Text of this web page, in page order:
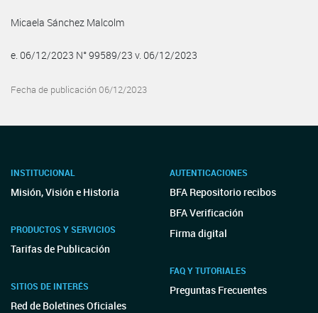
Micaela Sánchez Malcolm
e. 06/12/2023 N° 99589/23 v. 06/12/2023
Fecha de publicación 06/12/2023
INSTITUCIONAL
Misión, Visión e Historia
PRODUCTOS Y SERVICIOS
Tarifas de Publicación
SITIOS DE INTERÉS
Red de Boletines Oficiales
AUTENTICACIONES
BFA Repositorio recibos
BFA Verificación
Firma digital
FAQ Y TUTORIALES
Preguntas Frecuentes